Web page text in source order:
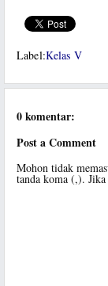
Label:Kelas V
0 komentar:
Post a Comment
Mohon tidak
tanda koma (,).